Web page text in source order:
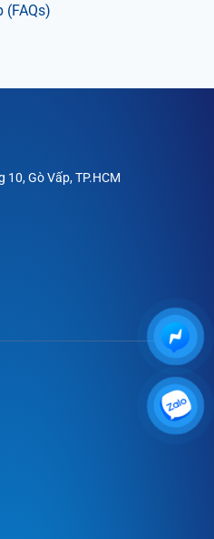
(FAQs)
Gò Vấp, TP.HCM